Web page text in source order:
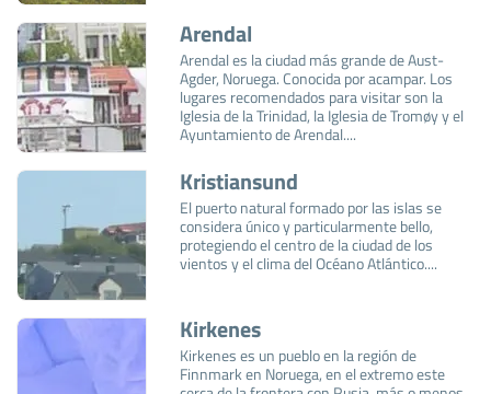
Arendal
Arendal es la ciudad más grande de Aust-
Agder, Noruega. Conocida por acampar. Los
lugares recomendados para visitar son la
Iglesia de la Trinidad, la Iglesia de Tromøy y el
Ayuntamiento de Arendal....
Kristiansund
El puerto natural formado por las islas se
considera único y particularmente bello,
protegiendo el centro de la ciudad de los
vientos y el clima del Océano Atlántico....
Kirkenes
Kirkenes es un pueblo en la región de
Finnmark en Noruega, en el extremo este